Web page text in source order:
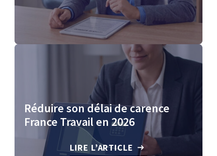
Réduire son délai de carence
France Travail en 2026
LIRE L’ARTICLE